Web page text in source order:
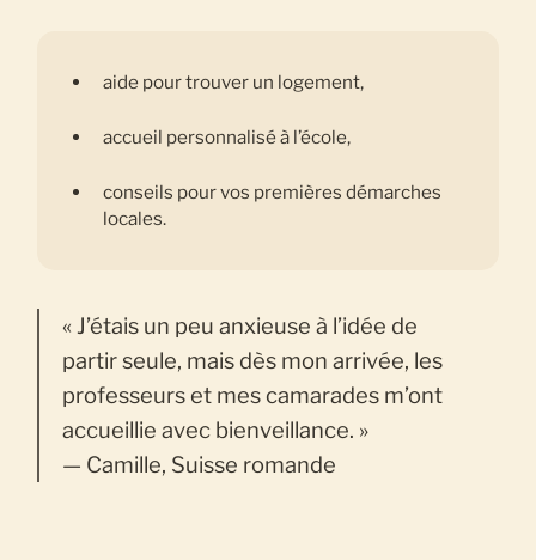
aide pour trouver un logement,
accueil personnalisé à l’école,
conseils pour vos premières démarches
locales.
« J’étais un peu anxieuse à l’idée de
partir seule, mais dès mon arrivée, les
professeurs et mes camarades m’ont
accueillie avec bienveillance. »
— Camille, Suisse romande